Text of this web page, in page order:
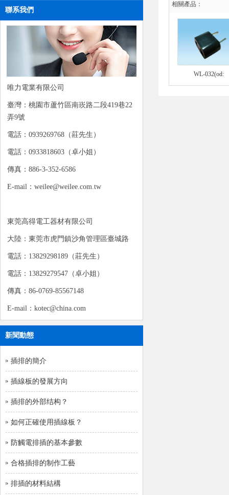
聯系我們
唯力電業有限公司
臺灣：桃園市蘆竹區南崁路二段419巷22
弄9號
電話：0939269768（莊先生）
電話：0933818603（卓小姐）
傳真：886-3-352-6586
E-mail：weilee@weilee.com.tw
東莞高得電工器材有限公司
大陸：東莞市虎門鎮沙角管理區臺城路
電話：13829298189（莊先生）
電話：13829279547（卓小姐）
傳真：86-0769-85567148
E-mail：kotec@china.com
新聞動態
插排的簡介
插線板的發展方向
插排的外部结构？
如何正確使用插線板？
防觸電排插的基本參數
合格插排的制作工藝
排插的材料結構
相關產品：
WL-032(od: